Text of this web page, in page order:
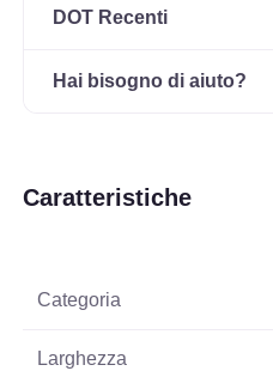
DOT Recenti
Hai bisogno di aiuto?
Caratteristiche
Categoria
Larghezza